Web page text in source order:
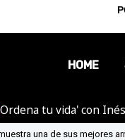
HOME
tu vida' con
una de sus mejores